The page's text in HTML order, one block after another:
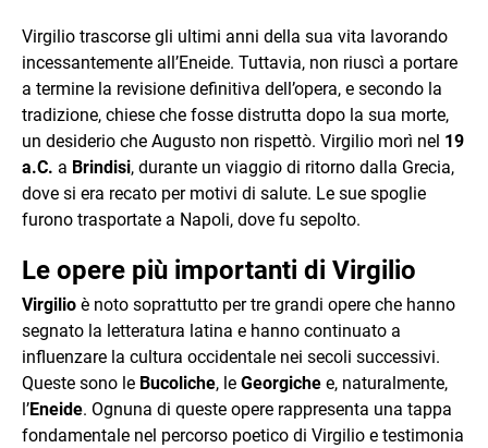
Virgilio trascorse gli ultimi anni della sua vita lavorando
incessantemente all’Eneide. Tuttavia, non riuscì a portare
a termine la revisione definitiva dell’opera, e secondo la
tradizione, chiese che fosse distrutta dopo la sua morte,
un desiderio che Augusto non rispettò. Virgilio morì nel 19
a.C. a Brindisi, durante un viaggio di ritorno dalla Grecia,
dove si era recato per motivi di salute. Le sue spoglie
furono trasportate a Napoli, dove fu sepolto.
Le opere più importanti di Virgilio
Virgilio è noto soprattutto per tre grandi opere che hanno
segnato la letteratura latina e hanno continuato a
influenzare la cultura occidentale nei secoli successivi.
Queste sono le Bucoliche, le Georgiche e, naturalmente,
l’Eneide. Ognuna di queste opere rappresenta una tappa
fondamentale nel percorso poetico di Virgilio e testimonia